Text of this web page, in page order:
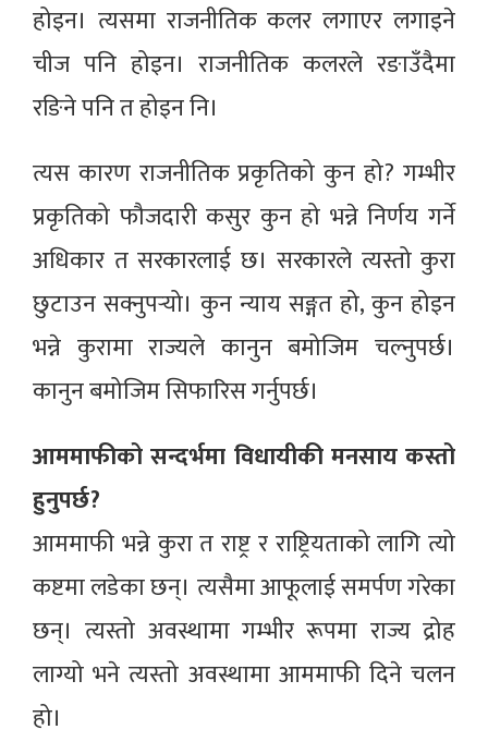
होइन। त्यसमा राजनीतिक कलर लगाएर लगाइने
चीज पनि होइन। राजनीतिक कलरले रङाउँदैमा
रङिने पनि त होइन नि।
त्यस कारण राजनीतिक प्रकृतिको कुन हो? गम्भीर
प्रकृतिको फौजदारी कसुर कुन हो भन्ने निर्णय गर्ने
अधिकार त सरकारलाई छ। सरकारले त्यस्तो कुरा
छुटाउन सक्नुपर्‍यो। कुन न्याय सङ्गत हो, कुन होइन
भन्ने कुरामा राज्यले कानुन बमोजिम चल्नुपर्छ।
कानुन बमोजिम सिफारिस गर्नुपर्छ।
आममाफीको सन्दर्भमा विधायीकी मनसाय कस्तो
हुनुपर्छ?
आममाफी भन्ने कुरा त राष्ट्र र राष्ट्रियताको लागि त्यो
कष्टमा लडेका छन्। त्यसैमा आफूलाई समर्पण गरेका
छन्। त्यस्तो अवस्थामा गम्भीर रूपमा राज्य द्रोह
लाग्यो भने त्यस्तो अवस्थामा आममाफी दिने चलन
हो।